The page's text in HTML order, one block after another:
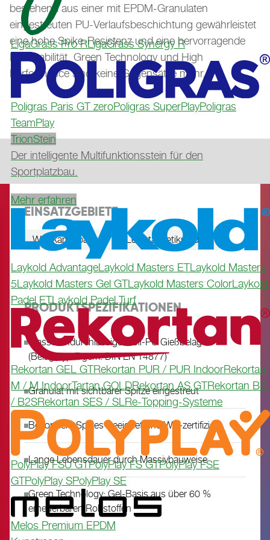
LigaGrass Pro RLigaGrass Synergy R
Poligras Paris GT zeroPoligras SuperPlayPoligras
TeamPlay
TrionStein
Der intelligente Multifunktionsstein für den
Sportplatzbau.
Mehr erfahren
Laykold AdvantageLaykold Masters ETLaykold Masters
5Laykold Masters Gel GTLaykold Masters ColorLaykold
Padel ETLaykold Padel Turf
Rekortan GEL GTRekortan PUR / PUR IndoorRekortan
M / M IndoorTartan GOLDRekortan AS GTRekortan BS
/ B2SRekortan SES / SL Re-Topping-Systeme
PolyPlay FSU GTPolyPlay FS GTPolyPlay FSE
GTPolyPlay SPolyPlay SE
Melos Premium EPDM
bestehend aus einer mit EPDM-Granulaten
eingestreuten PU-Verlaufsbeschichtung gewährleistet
eine hohe Spike-Resistenz und eine hervorragende
Farbstabilität. Green Technology und High
Performance sind keine Gegensätze mehr.
EINSATZGEBIETE
Wettkampfbahnen Leichtathletikstadien
PRODUKTSPEZIFIKATIONEN
Wasserundurchlässiger Voll-PU Gießbelag
(Belagstyp E gem. DIN EN 14877)
Granulat mit sichtbarer Spitze eingestreut
Besonders Spikes-geeignet und WA-zertifiziert
Lange Lebensdauer durch Massivbauweise
Green Technology: Gel-Basis aus über 60 %
erneuerbaren Rohstoffen